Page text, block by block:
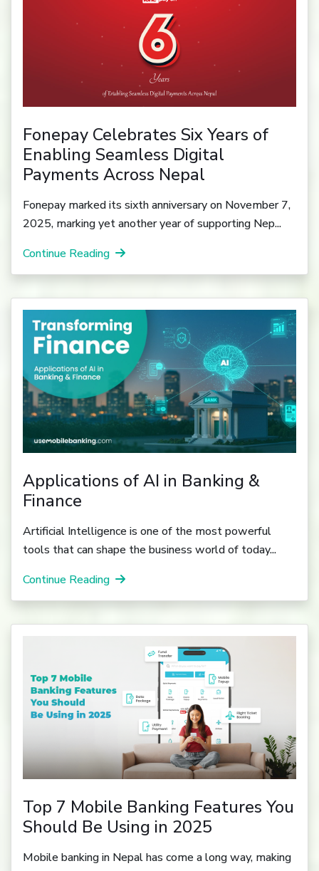
Fonepay Celebrates Six Years of
Enabling Seamless Digital
Payments Across Nepal
Fonepay marked its sixth anniversary on November 7,
2025, marking yet another year of supporting Nep...
Continue Reading
Applications of AI in Banking &
Finance
Artificial Intelligence is one of the most powerful
tools that can shape the business world of today...
Continue Reading
Top 7 Mobile Banking Features You
Should Be Using in 2025
Mobile banking in Nepal has come a long way, making